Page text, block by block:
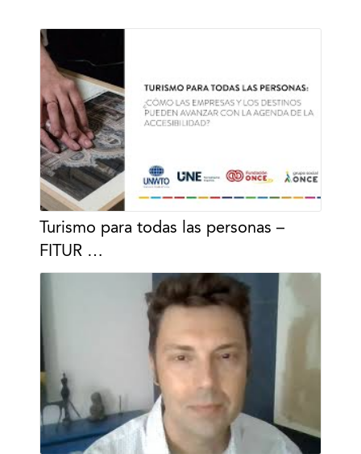
Turismo para todas las personas –
FITUR …